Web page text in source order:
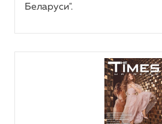
Беларуси".